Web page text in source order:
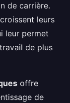
de carrière.
leurs
leur permet
de plus
offre
de